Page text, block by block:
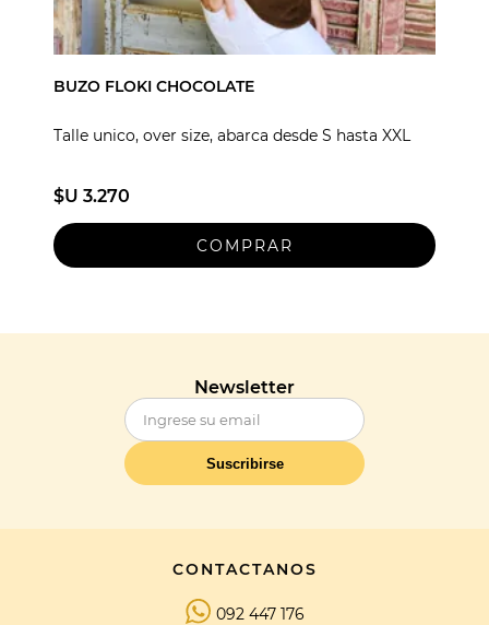
BUZO FLOKI CHOCOLATE
Talle unico, over size, abarca desde S hasta XXL
$U 3.270
Newsletter
Suscribirse
CONTACTANOS
092 447 176